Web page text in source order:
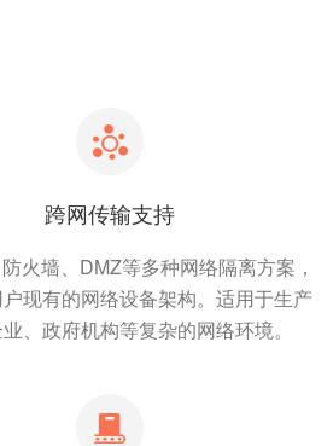
跨网传输支持
火墙、DMZ等多种网络隔离方案，
现有的网络设备架构。适用于生产
、政府机构等复杂的网络环境。